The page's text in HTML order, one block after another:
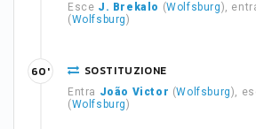
Esce J. Brekalo (Wolfsburg),
(Wolfsburg)
SOSTITUZIONE
Entra João Victor (Wolfsburg),
(Wolfsburg)
60'